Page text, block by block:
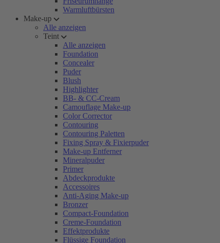
Warmluftbürsten
Make-up
Alle anzeigen
Teint
Alle anzeigen
Foundation
Concealer
Puder
Blush
Highlighter
BB- & CC-Cream
Camouflage Make-up
Color Corrector
Contouring
Contouring Paletten
Fixing Spray & Fixierpuder
Make-up Entferner
Mineralpuder
Primer
Abdeckprodukte
Accessoires
Anti-Aging Make-up
Bronzer
Compact-Foundation
Creme-Foundation
Effektprodukte
Flüssige Foundation